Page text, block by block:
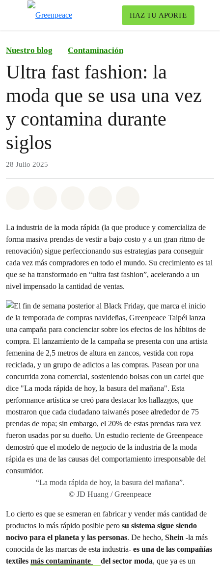
HAZ TU APORTE
Nuestro blog Contaminación
Ultra fast fashion: la
moda que se usa una vez
y contamina durante
siglos
28 Julio 2025
La industria de la moda rápida (la que produce y comercializa de
forma masiva prendas de vestir a bajo costo y a un gran ritmo de
renovación) sigue perfeccionando sus estrategias para conseguir
cada vez más compradores en todo el mundo. Su crecimiento es tal
que se ha transformado en “ultra fast fashion”, acelerando a un
nivel impensado la cantidad de ventas.
“La moda rápida de hoy, la basura del mañana”.
© JD Huang / Greenpeace
Lo cierto es que se esmeran en fabricar y vender más cantidad de
productos lo más rápido posible pero su sistema sigue siendo
nocivo para el planeta y las personas. De hecho, Shein -la más
conocida de las marcas de esta industria- es una de las compañías
textiles más contaminante del sector moda, que ya es un